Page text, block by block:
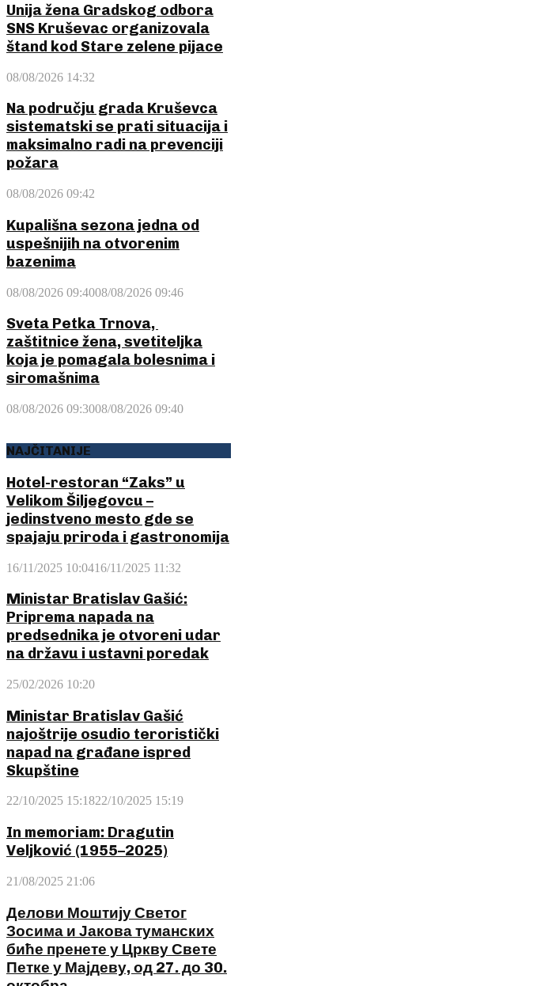
Unija žena Gradskog odbora
SNS Kruševac organizovala
štand kod Stare zelene pijace
08/08/2026 14:32
Na području grada Kruševca
sistematski se prati situacija i
maksimalno radi na prevenciji
požara
08/08/2026 09:42
Kupališna sezona jedna od
uspešnijih na otvorenim
bazenima
08/08/2026 09:4008/08/2026 09:46
Sveta Petka Trnova,
zaštitnice žena, svetiteljka
koja je pomagala bolesnima i
siromašnima
08/08/2026 09:3008/08/2026 09:40
NAJČITANIJE
Hotel-restoran “Zaks” u
Velikom Šiljegovcu –
jedinstveno mesto gde se
spajaju priroda i gastronomija
16/11/2025 10:0416/11/2025 11:32
Ministar Bratislav Gašić:
Priprema napada na
predsednika je otvoreni udar
na državu i ustavni poredak
25/02/2026 10:20
Ministar Bratislav Gašić
najoštrije osudio teroristički
napad na građane ispred
Skupštine
22/10/2025 15:1822/10/2025 15:19
In memoriam: Dragutin
Veljković (1955–2025)
21/08/2025 21:06
Делови Моштију Светог
Зосима и Јакова туманских
биће пренете у Цркву Свете
Петке у Мајдеву, од 27. до 30.